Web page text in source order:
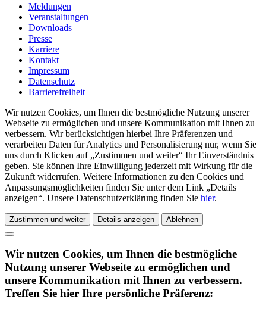
Meldungen
Veranstaltungen
Downloads
Presse
Karriere
Kontakt
Impressum
Datenschutz
Barrierefreiheit
Wir nutzen Cookies, um Ihnen die bestmögliche Nutzung unserer
Webseite zu ermöglichen und unsere Kommunikation mit Ihnen zu
verbessern. Wir berücksichtigen hierbei Ihre Präferenzen und
verarbeiten Daten für Analytics und Personalisierung nur, wenn Sie
uns durch Klicken auf „Zustimmen und weiter“ Ihr Einverständnis
geben. Sie können Ihre Einwilligung jederzeit mit Wirkung für die
Zukunft widerrufen. Weitere Informationen zu den Cookies und
Anpassungsmöglichkeiten finden Sie unter dem Link „Details
anzeigen“. Unsere Datenschutzerklärung finden Sie hier.
Zustimmen und weiter Details anzeigen Ablehnen
Wir nutzen Cookies, um Ihnen die bestmögliche
Nutzung unserer Webseite zu ermöglichen und
unsere Kommunikation mit Ihnen zu verbessern.
Treffen Sie hier Ihre persönliche Präferenz: